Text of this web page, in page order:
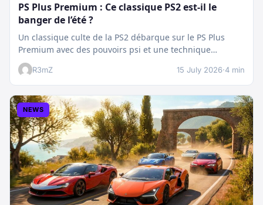
PS Plus Premium : Ce classique PS2 est-il le
banger de l’été ?
Un classique culte de la PS2 débarque sur le PS Plus
Premium avec des pouvoirs psi et une technique
boostée.…
R3mZ 15 July 2026·4 min
NEWS